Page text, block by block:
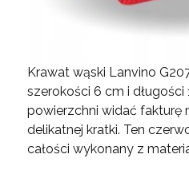
Krawat wąski Lanvino
szerokości 6 cm i długości
powierzchni widać fakturę
delikatnej kratki. Ten
całości wykonany z